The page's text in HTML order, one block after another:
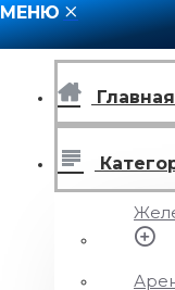
МЕНЮ
Главная